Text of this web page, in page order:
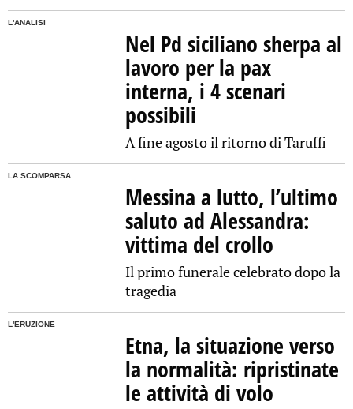
L'ANALISI
Nel Pd siciliano sherpa al
lavoro per la pax
interna, i 4 scenari
possibili
A fine agosto il ritorno di Taruffi
LA SCOMPARSA
Messina a lutto, l’ultimo
saluto ad Alessandra:
vittima del crollo
Il primo funerale celebrato dopo la
tragedia
L'ERUZIONE
Etna, la situazione verso
la normalità: ripristinate
le attività di volo